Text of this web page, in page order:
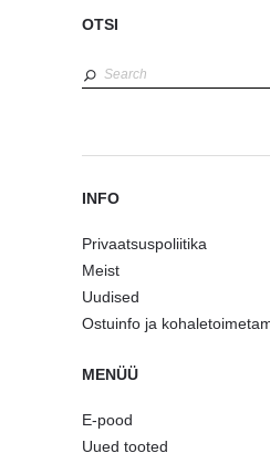
Puidust tooted
Seinakleebised
Kaunistused lastetuppa
Lipuketid jm deko
Põrandapadjad
Madratsid mängunurka
Numbriga padi (1-0)